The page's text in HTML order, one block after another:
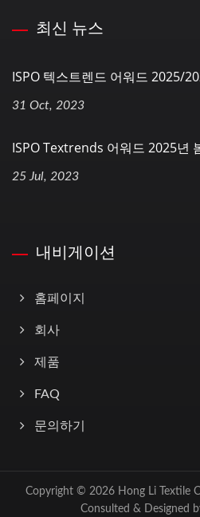
최신 뉴스
ISPO 텍스트렌드 어워드 2025/
31 Oct, 2023
ISPO Textrends 어워드 2025년
25 Jul, 2023
내비게이션
홈페이지
회사
제품
FAQ
문의하기
Copyright © 2026 Hong Li Textile
Consulted & Designed